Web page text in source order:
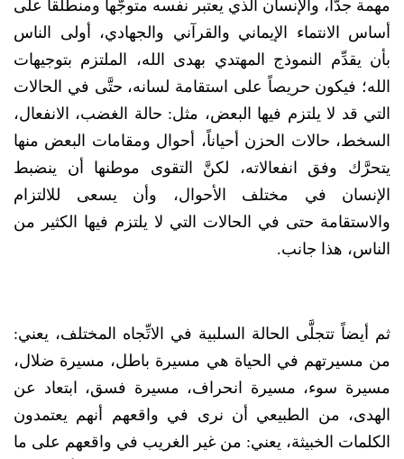
مهمة جدًّا، والإنسان الذي يعتبر نفسه متوجُّهاً ومنطلقاً على
أساس الانتماء الإيماني والقرآني والجهادي، أولى الناس
بأن يقدِّم النموذج المهتدي بهدى الله، الملتزم بتوجيهات
الله؛ فيكون حريصاً على استقامة لسانه، حتَّى في الحالات
التي قد لا يلتزم فيها البعض، مثل: حالة الغضب، الانفعال،
السخط، حالات الحزن أحياناً، أحوال ومقامات البعض منها
يتحرَّك وفق انفعالاته، لكنَّ التقوى موطنها أن ينضبط
الإنسان في مختلف الأحوال، وأن يسعى للالتزام
والاستقامة حتى في الحالات التي لا يلتزم فيها الكثير من
الناس، هذا جانب.
ثم أيضاً تتجلَّى الحالة السلبية في الاتِّجاه المختلف، يعني:
من مسيرتهم في الحياة هي مسيرة باطل، مسيرة ضلال،
مسيرة سوء، مسيرة انحراف، مسيرة فسق، ابتعاد عن
الهدى، من الطبيعي أن نرى في واقعهم أنهم يعتمدون
الكلمات الخبيثة، يعني: من غير الغريب في واقعهم على ما